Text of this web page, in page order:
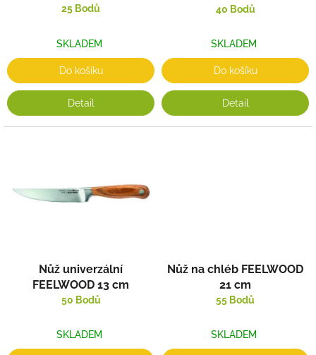
25 Bodů
SKLADEM
Do košíku
Detail
40 Bodů
SKLADEM
Do košíku
Detail
Nůž univerzální
FEELWOOD 13 cm
50 Bodů
SKLADEM
Nůž na chléb FEELWOOD
21 cm
55 Bodů
SKLADEM